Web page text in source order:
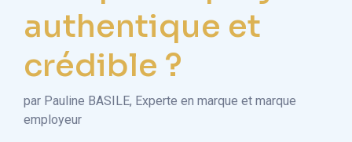
authentique et
crédible ?
par Pauline BASILE, Experte en marque et marque
employeur